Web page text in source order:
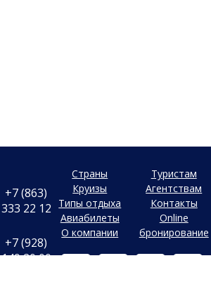
Страны
Круизы
Типы отдыха
Авиабилеты
О компании
Туристам
Агентствам
Контакты
Online
бронирование
+7 (863)
333 22 12
+7 (928)
149 20 00